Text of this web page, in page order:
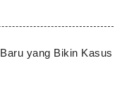
yang Bikin Kasus